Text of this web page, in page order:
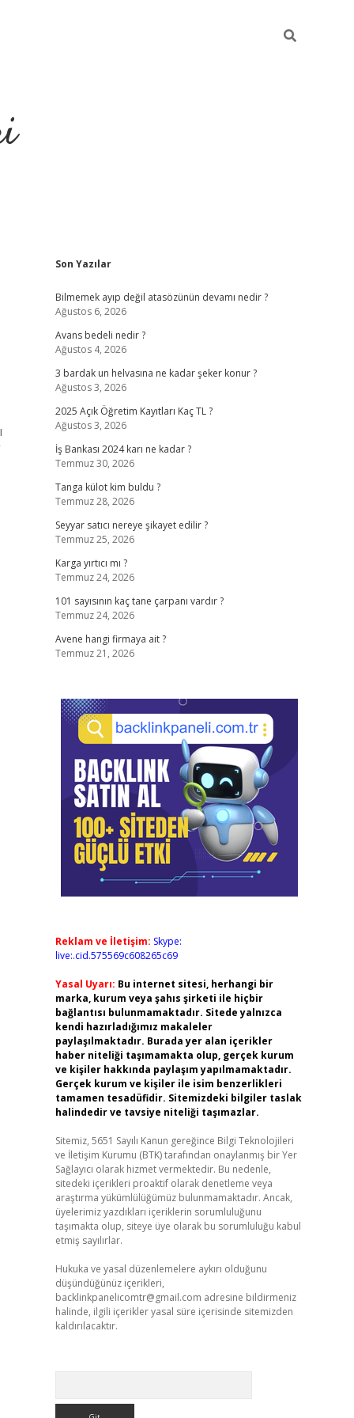
Sidebar
Son Yazılar
Bilmemek ayıp değil atasözünün devamı nedir ?
Ağustos 6, 2026
Avans bedeli nedir ?
Ağustos 4, 2026
3 bardak un helvasına ne kadar şeker konur ?
Ağustos 3, 2026
2025 Açık Öğretim Kayıtları Kaç TL ?
Ağustos 3, 2026
İş Bankası 2024 karı ne kadar ?
Temmuz 30, 2026
Tanga külot kim buldu ?
Temmuz 28, 2026
Seyyar satıcı nereye şikayet edilir ?
Temmuz 25, 2026
Karga yırtıcı mı ?
Temmuz 24, 2026
101 sayısının kaç tane çarpanı vardır ?
Temmuz 24, 2026
Avene hangi firmaya ait ?
Temmuz 21, 2026
Reklam ve İletişim: Skype:
live:.cid.575569c608265c69
Yasal Uyarı: Bu internet sitesi, herhangi bir
marka, kurum veya şahıs şirketi ile hiçbir
bağlantısı bulunmamaktadır. Sitede yalnızca
kendi hazırladığımız makaleler
paylaşılmaktadır. Burada yer alan içerikler
haber niteliği taşımamakta olup, gerçek kurum
ve kişiler hakkında paylaşım yapılmamaktadır.
Gerçek kurum ve kişiler ile isim benzerlikleri
tamamen tesadüfidir. Sitemizdeki bilgiler taslak
halindedir ve tavsiye niteliği taşımazlar.
Sitemiz, 5651 Sayılı Kanun gereğince Bilgi Teknolojileri
ve İletişim Kurumu (BTK) tarafından onaylanmış bir Yer
Sağlayıcı olarak hizmet vermektedir. Bu nedenle,
sitedeki içerikleri proaktif olarak denetleme veya
araştırma yükümlülüğümüz bulunmamaktadır. Ancak,
üyelerimiz yazdıkları içeriklerin sorumluluğunu
taşımakta olup, siteye üye olarak bu sorumluluğu kabul
etmiş sayılırlar.
Hukuka ve yasal düzenlemelere aykırı olduğunu
düşündüğünüz içerikleri,
backlinkpanelicomtr@gmail.com adresine bildirmeniz
halinde, ilgili içerikler yasal süre içerisinde sitemizden
kaldırılacaktır.